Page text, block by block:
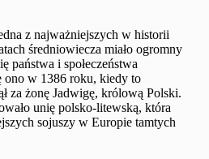
z najważniejszych w historii
średniowiecza miało ogromny
państwa i społeczeństwa
ono w 1386 roku, kiedy to
za żonę Jadwigę, królową Polski.
unię polsko-litewską, która
sojuszy w Europie tamtych